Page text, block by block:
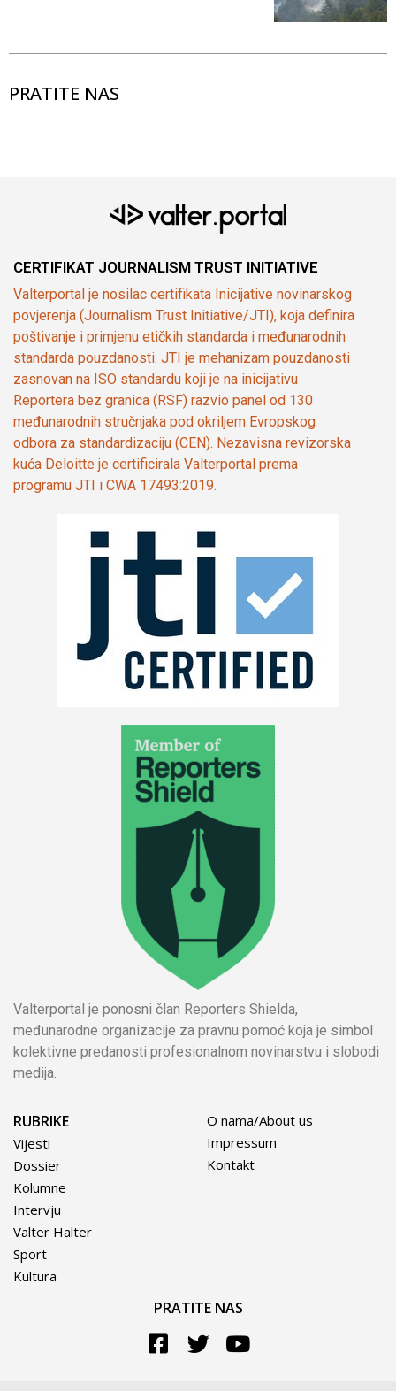
PRATITE NAS
CERTIFIKAT JOURNALISM TRUST INITIATIVE
Valterportal je nosilac certifikata Inicijative novinarskog
povjerenja (Journalism Trust Initiative/JTI), koja definira
poštivanje i primjenu etičkih standarda i međunarodnih
standarda pouzdanosti. JTI je mehanizam pouzdanosti
zasnovan na ISO standardu koji je na inicijativu
Reportera bez granica (RSF) razvio panel od 130
međunarodnih stručnjaka pod okriljem Evropskog
odbora za standardizaciju (CEN). Nezavisna revizorska
kuća Deloitte je certificirala Valterportal prema
programu JTI i CWA 17493:2019.
Valterportal je ponosni član Reporters Shielda,
međunarodne organizacije za pravnu pomoć koja je simbol
kolektivne predanosti profesionalnom novinarstvu i slobodi
medija.
RUBRIKE
Vijesti
Dossier
Kolumne
Intervju
Valter Halter
Sport
Kultura
O nama/About us
Impressum
Kontakt
PRATITE NAS